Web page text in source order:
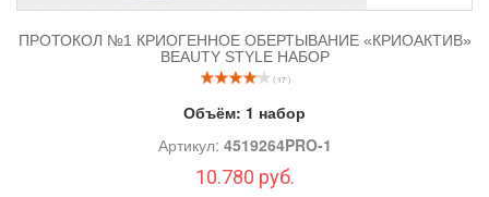
ПРОТОКОЛ №1 КРИОГЕННОЕ ОБЕРТЫВАНИЕ «КРИОАКТИВ»
BEAUTY STYLE НАБОР
( 17 )
Объём: 1 набор
Артикул: 4519264PRO-1
10.780 руб.